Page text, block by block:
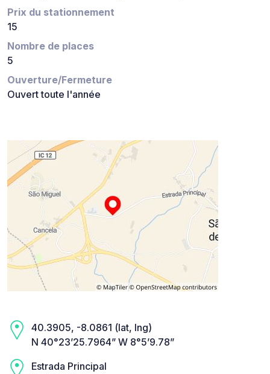
Prix du stationnement
15
Nombre de places
5
Ouverture/Fermeture
Ouvert toute l'année
40.3905, -8.0861 (lat, lng)
N 40°23’25.7964” W 8°5’9.78”
Estrada Principal